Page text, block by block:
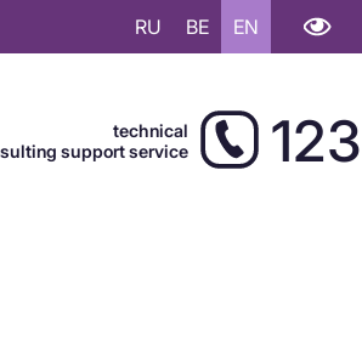
RU BE EN
technical
support service
123